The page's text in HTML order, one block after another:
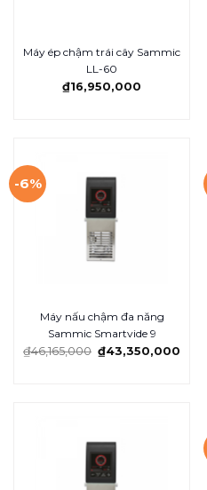
Máy ép chậm trái cây Sammic
LL-60
₫16,950,000
-6%
Máy nấu chậm đa năng
Sammic Smartvide 9
₫46,165,000 ₫43,350,000